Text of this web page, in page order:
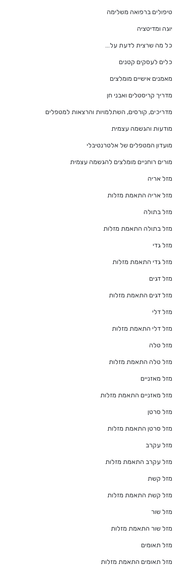
טיפולים ברפואה משלימה
יוגה ומדיטציה
כל מה שרצית לדעת על…
כלים לעסקים קטנים
מאמנים אישיים מומלצים
מדריך קריסטלים ואבני חן
מדריכים, קורסים, השתלמויות והרצאות למטפלים
מודעות והגשמה עצמית
מועדון המטפלים של אלטרנטיבלי
מורים רוחניים מומלצים להגשמה עצמית
מזל אריה
מזל אריה התאמת מזלות
מזל בתולה
מזל בתולה התאמת מזלות
מזל גדי
מזל גדי התאמת מזלות
מזל דגים
מזל דגים התאמת מזלות
מזל דלי
מזל דלי התאמת מזלות
מזל טלה
מזל טלה התאמת מזלות
מזל מאזניים
מזל מאזניים התאמת מזלות
מזל סרטן
מזל סרטן התאמת מזלות
מזל עקרב
מזל עקרב התאמת מזלות
מזל קשת
מזל קשת התאמת מזלות
מזל שור
מזל שור התאמת מזלות
מזל תאומים
מזל תאומים התאמת מזלות